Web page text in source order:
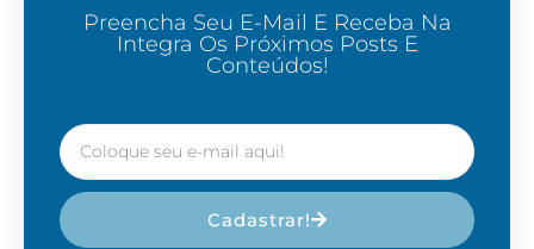
Preencha Seu E-Mail E Receba Na
Integra Os Próximos Posts E
Conteúdos!
Cadastrar!